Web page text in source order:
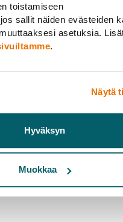
toistamiseen
jos sallit näiden evästeiden
asetuksia.
.
Näytä
Hyväksyn
Muokkaa
of Doctoral